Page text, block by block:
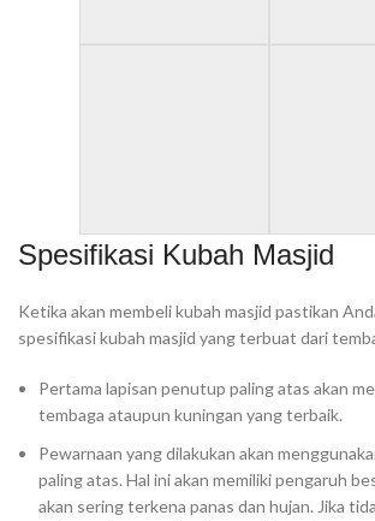
Spesifikasi Kubah Masjid
Ketika akan membeli kubah masjid pastikan
spesifikasi kubah masjid yang terbuat dari
Pertama lapisan penutup paling atas akan
tembaga ataupun kuningan yang terbaik.
Pewarnaan yang dilakukan akan
paling atas. Hal ini akan memiliki pengaruh
akan sering terkena panas dan hujan. Jika